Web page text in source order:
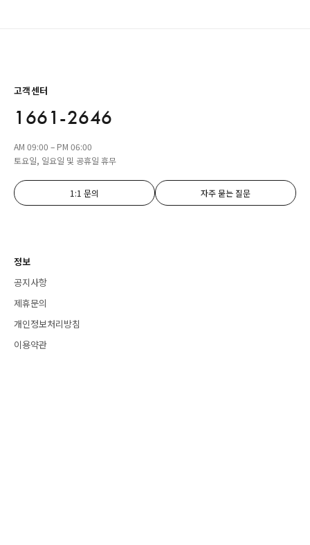
고객센터
1661-2646
AM 09:00 – PM 06:00
토요일, 일요일 및 공휴일 휴무
1:1 문의 자주 묻는 질문
정보
공지사항
제휴문의
개인정보처리방침
이용약관